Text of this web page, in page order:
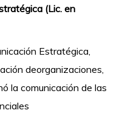
(Lic. en
Estratégica,
deorganizaciones,
la comunicación de las